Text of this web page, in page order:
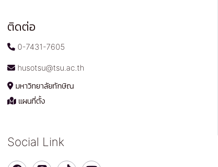
ติดต่อ
0-7431-7605
husotsu@tsu.ac.th
มหาวิทยาลัยทักษิณ
แผนที่ตั้ง
Social Link